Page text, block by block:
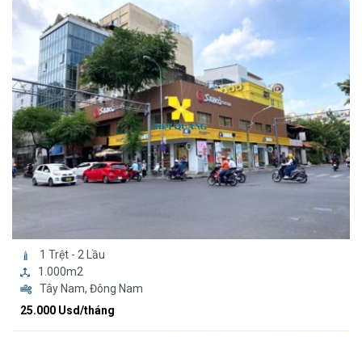
1 Trệt - 2 Lầu
1.000m2
Tây Nam, Đông Nam
25.000 Usd/tháng